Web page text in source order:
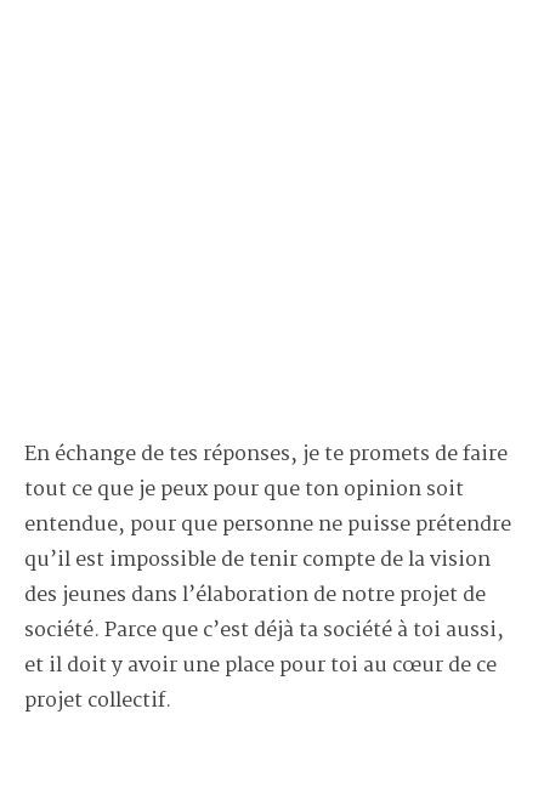
En échange de tes réponses, je te promets de faire
tout ce que je peux pour que ton opinion soit
entendue, pour que personne ne puisse prétendre
qu’il est impossible de tenir compte de la vision
des jeunes dans l’élaboration de notre projet de
société. Parce que c’est déjà ta société à toi aussi,
et il doit y avoir une place pour toi au cœur de ce
projet collectif.